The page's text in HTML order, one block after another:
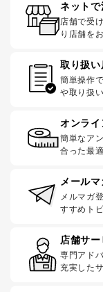
ネットで
店舗で受
り店舗を
取り扱
簡単操作
や取り扱
オンラ
簡単なア
合った最
メール
メルマガ
すすめト
店舗サー
専門アド
充実した